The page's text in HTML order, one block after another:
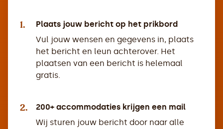
1.
Plaats jouw bericht op het prikbord
Vul jouw wensen en gegevens in, plaats
het bericht en leun achterover. Het
plaatsen van een bericht is helemaal
gratis.
2.
200+ accommodaties krijgen een mail
Wij sturen jouw bericht door naar alle